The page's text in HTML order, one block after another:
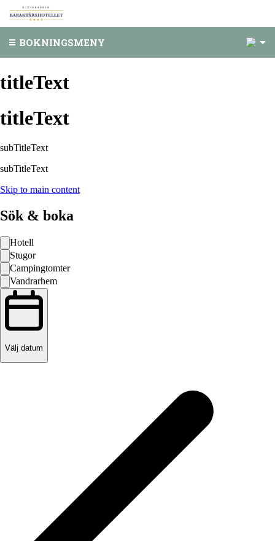
BOKNINGSMENY
titleText
titleText
subTitleText
subTitleText
Skip to main content
Sök & boka
Hotell
Stugor
Campingtomter
Vandrarhem
Välj datum